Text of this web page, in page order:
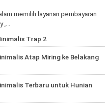
memilih layanan pembayaran
,…
Trap 2
Atap Miring ke Belakang
Terbaru untuk Hunian